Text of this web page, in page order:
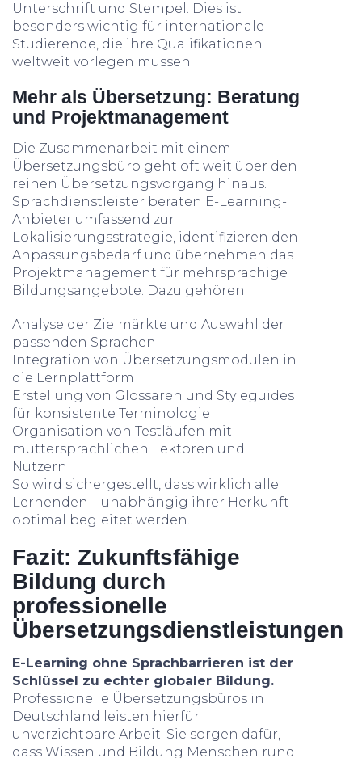
Unterschrift und Stempel. Dies ist
besonders wichtig für internationale
Studierende, die ihre Qualifikationen
weltweit vorlegen müssen.
Mehr als Übersetzung: Beratung
und Projektmanagement
Die Zusammenarbeit mit einem
Übersetzungsbüro geht oft weit über den
reinen Übersetzungsvorgang hinaus.
Sprachdienstleister beraten E-Learning-
Anbieter umfassend zur
Lokalisierungsstrategie, identifizieren den
Anpassungsbedarf und übernehmen das
Projektmanagement für mehrsprachige
Bildungsangebote. Dazu gehören:
Analyse der Zielmärkte und Auswahl der
passenden Sprachen
Integration von Übersetzungsmodulen in
die Lernplattform
Erstellung von Glossaren und Styleguides
für konsistente Terminologie
Organisation von Testläufen mit
muttersprachlichen Lektoren und
Nutzern
So wird sichergestellt, dass wirklich alle
Lernenden – unabhängig ihrer Herkunft –
optimal begleitet werden.
Fazit: Zukunftsfähige
Bildung durch
professionelle
Übersetzungsdienstleistungen
E-Learning ohne Sprachbarrieren ist der
Schlüssel zu echter globaler Bildung.
Professionelle Übersetzungsbüros in
Deutschland leisten hierfür
unverzichtbare Arbeit: Sie sorgen dafür,
dass Wissen und Bildung Menschen rund